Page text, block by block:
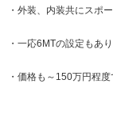
・外装、内装共にスポ
・一応6MTの設定もあり
・価格も～150万円程度